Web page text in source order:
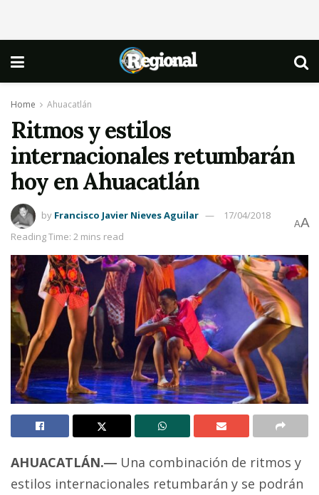
Home Ahuacatlán
Ritmos y estilos
internacionales retumbarán
hoy en Ahuacatlán
by Francisco Javier Nieves Aguilar
17/04/2018
Reading Time: 2 mins read
AA
AHUACATLÁN.― Una combinación de ritmos y
estilos internacionales retumbarán y se podrán